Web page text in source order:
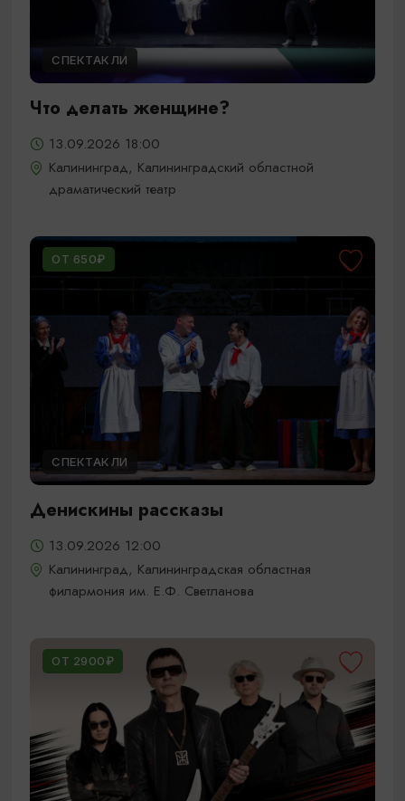
СПЕКТАКЛИ
Что делать женщине?
13.09.2026 18:00
Калининград, Калининградский областной
драматический театр
ОТ 650₽
СПЕКТАКЛИ
Денискины рассказы
13.09.2026 12:00
Калининград, Калининградская областная
филармония им. Е.Ф. Светланова
ОТ 2900₽